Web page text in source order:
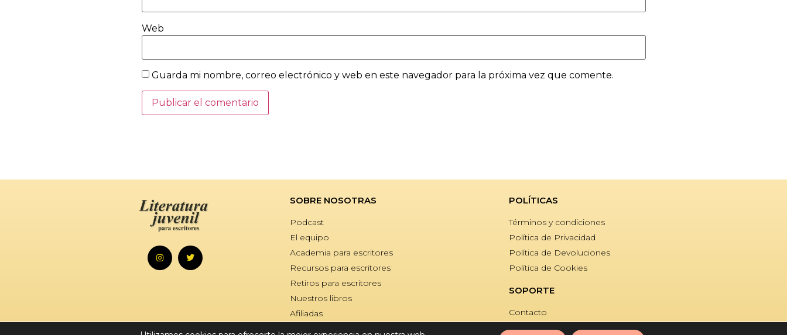
Web
Guarda mi nombre, correo electrónico y web en este navegador para la próxima vez que comente.
SOBRE NOSOTRAS
Podcast
El equipo
Academia para escritores
Recursos para escritores
Retiros para escritores
Nuestros libros
Afiliadas
POLÍTICAS
Términos y condiciones
Política de Privacidad
Política de Devoluciones
Política de Cookies
SOPORTE
Contacto